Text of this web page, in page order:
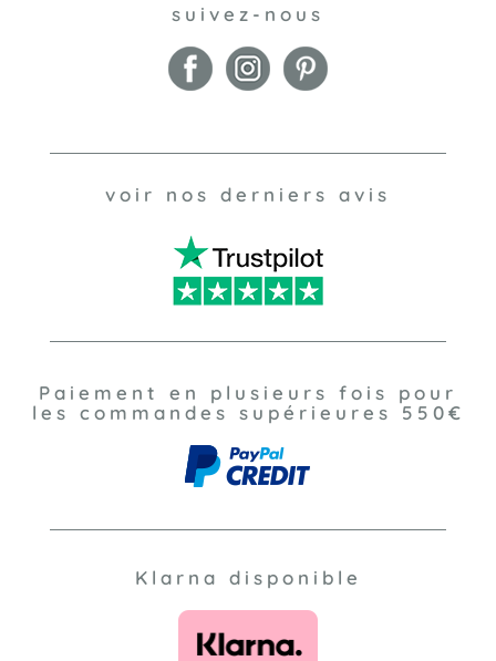
suivez-nous
voir nos derniers avis
Paiement en plusieurs fois pour
les commandes supérieures 550€
Klarna disponible